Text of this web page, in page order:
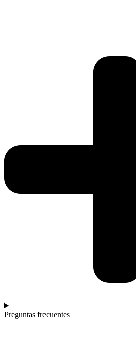
Preguntas frecuentes